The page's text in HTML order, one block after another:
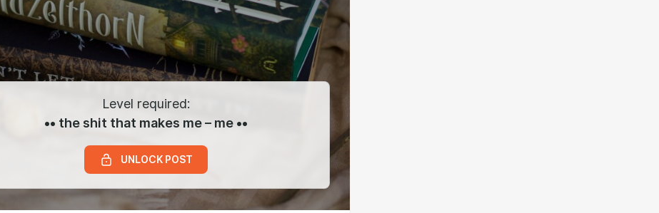
Level required:
•• the shit that makes me – me ••
UNLOCK POST